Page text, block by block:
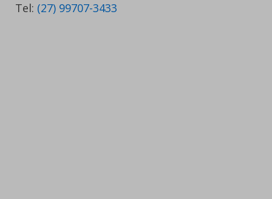
Tel: (27) 99707-3433